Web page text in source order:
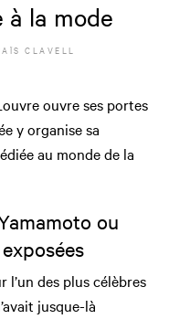
à la mode
CLAVELL
ouvre ses portes
y organise sa
au monde de la
ou
l’un des plus célèbres
jusque-là